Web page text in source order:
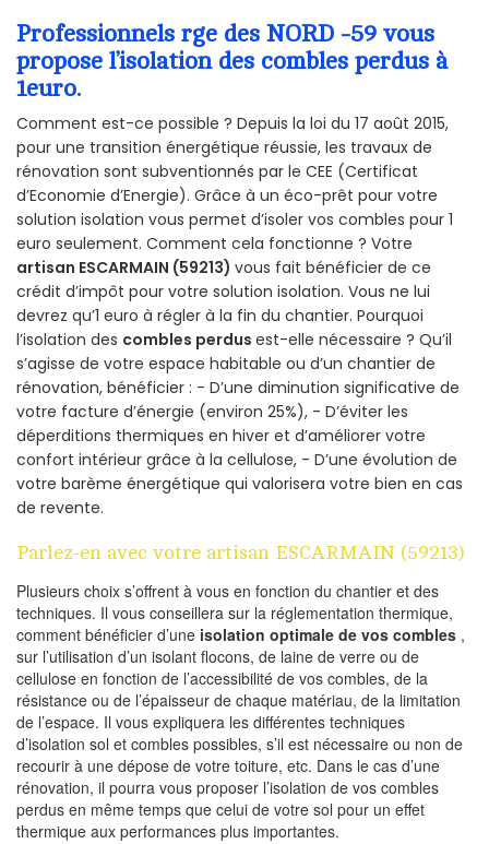
Professionnels rge des NORD -59 vous
propose l’isolation des combles perdus à
1euro.
Comment est-ce possible ? Depuis la loi du 17 août 2015,
pour une transition énergétique réussie, les travaux de
rénovation sont subventionnés par le CEE (Certificat
d’Economie d’Energie). Grâce à un éco-prêt pour votre
solution isolation vous permet d’isoler vos combles pour 1
euro seulement. Comment cela fonctionne ? Votre
artisan ESCARMAIN (59213) vous fait bénéficier de ce
crédit d’impôt pour votre solution isolation. Vous ne lui
devrez qu’1 euro à régler à la fin du chantier. Pourquoi
l’isolation des combles perdus est-elle nécessaire ? Qu’il
s’agisse de votre espace habitable ou d’un chantier de
rénovation, bénéficier : - D’une diminution significative de
votre facture d’énergie (environ 25%), - D’éviter les
déperditions thermiques en hiver et d’améliorer votre
confort intérieur grâce à la cellulose, - D’une évolution de
votre barème énergétique qui valorisera votre bien en cas
de revente.
Parlez-en avec votre artisan ESCARMAIN (59213)
Plusieurs choix s’offrent à vous en fonction du chantier et des
techniques. Il vous conseillera sur la réglementation thermique,
comment bénéficier d’une isolation optimale de vos combles ,
sur l’utilisation d’un isolant flocons, de laine de verre ou de
cellulose en fonction de l’accessibilité de vos combles, de la
résistance ou de l’épaisseur de chaque matériau, de la limitation
de l’espace. Il vous expliquera les différentes techniques
d’isolation sol et combles possibles, s’il est nécessaire ou non de
recourir à une dépose de votre toiture, etc. Dans le cas d’une
rénovation, il pourra vous proposer l’isolation de vos combles
perdus en même temps que celui de votre sol pour un effet
thermique aux performances plus importantes.